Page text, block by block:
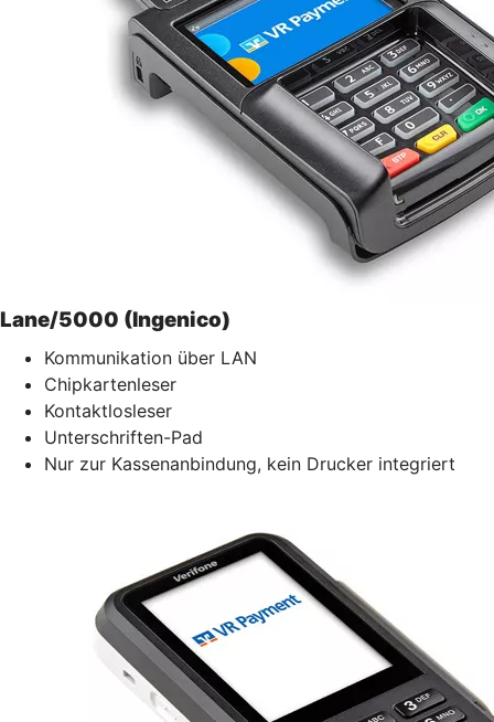
Lane/5000 (Ingenico)
Kommunikation über LAN
Chipkartenleser
Kontaktlosleser
Unterschriften-Pad
Nur zur Kassenanbindung, kein Drucker integriert